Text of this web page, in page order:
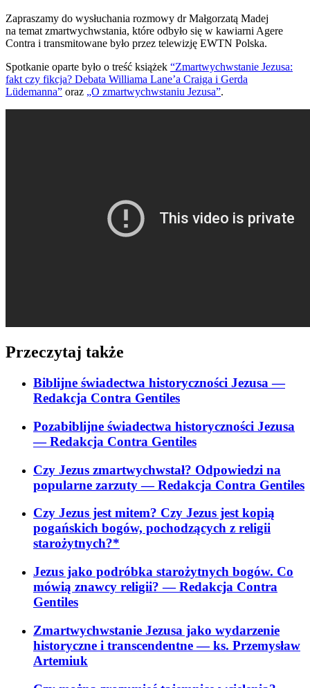
Zapraszamy do wysłuchania rozmowy dr Małgorzatą Madej
na temat zmartwychwstania, które odbyło się w kawiarni Agere
Contra i transmitowane było przez telewizję EWTN Polska.
Spotkanie oparte było o treść książek “Zmartwychwstanie Jezusa:
fakt czy fikcja? Debata Williama Lane’a Craiga i Gerda
Lüdemanna” oraz „O zmartwychwstaniu Jezusa”.
Przeczytaj także
Biblijne świadectwa historyczności Jezusa—
Redakcja Contra Gentiles
Pozabiblijne świadectwa historyczności Jezusa
— Redakcja Contra Gentiles
Czy Jezus zmartwychwstał? Odpowiedzi na
popularne zarzuty— Redakcja Contra Gentiles
Czy Jezus jest mitem? Czy Jezus jest kopią
pogańskich bogów, pochodzących z religii
starożytnych?*
Jezus jako podróbka starożytnych bogów. Co
mówią znawcy religii?— Redakcja Contra
Gentiles
Zmartwychwstanie Jezusa jako wydarzenie
historyczne i transcendentne— ks. Przemysław
Artemiuk